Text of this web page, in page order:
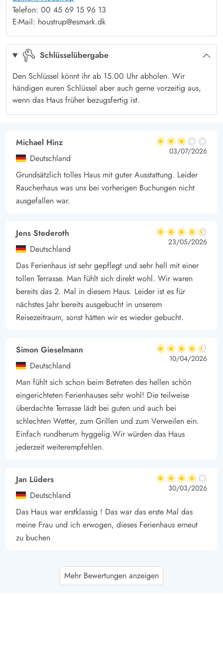
Telefon: 00 45 69 15 96 13
E-Mail: houstrup@esmark.dk
Schlüsselübergabe
Den Schlüssel könnt ihr ab 15.00 Uhr abholen. Wir
händigen euren Schlüssel aber auch gerne vorzeitig aus,
wenn das Haus früher bezugsfertig ist.
Michael Hinz
Deutschland
3 von 5
3 von 5
3 out of 5
03/07/2026
Grundsätzlich tolles Haus mit guter Ausstattung. Leider
Raucherhaus was uns bei vorherigen Buchungen nicht
ausgefallen war.
Jens Stederoth
Deutschland
4.5 von 5
4.5 von 5
4.5 out of 5
23/05/2026
Das Ferienhaus ist sehr gepflegt und sehr hell mit einer
tollen Terrasse. Man fühlt sich direkt wohl. Wir waren
bereits das 2. Mal in diesem Haus. Leider ist es für
nächstes Jahr bereits ausgebucht in unserem
Reisezeitraum, sonst hätten wir es wieder gebucht.
Simon Gieselmann
Deutschland
4.5 von 5
4.5 von 5
4.5 out of 5
10/04/2026
Man fühlt sich schon beim Betreten des hellen schön
eingerichteten Ferienhauses sehr wohl! Die teilweise
überdachte Terrasse lädt bei guten und auch bei
schlechten Wetter, zum Grillen und zum Verweilen ein.
Einfach rundherum hyggelig.Wir würden das Haus
jederzeit weiterempfehlen.
Jan Lüders
Deutschland
4 von 5
4 von 5
4 out of 5
30/03/2026
Das Haus war erstklassig ! Das war das erste Mal das
meine Frau und ich erwogen, dieses Ferienhaus erneut
zu buchen
Deutschland
5 von 5
5 out of 5
Mehr Bewertungen anzeigen